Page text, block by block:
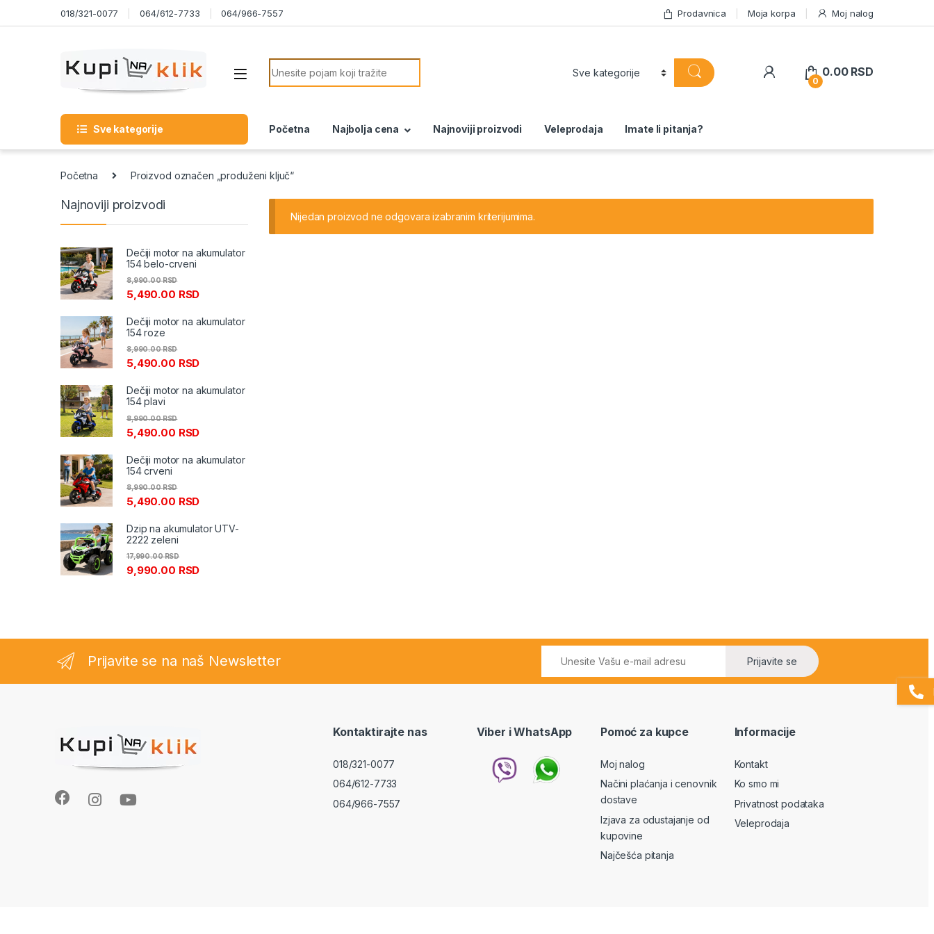
Skip to navigation018/321-0077 064/612-7733 064/966-7557 Prodavnica Moja korpa Moj nalog
Search for:
0
0.00 RSD
Sve kategorije Početna Najbolja cena Najnoviji proizvodi Veleprodaja Imate li pitanja?
Početna Proizvod označen „produženi ključ“
Nijedan proizvod ne odgovara izabranim kriterijumima.
Najnoviji proizvodi
Dečiji motor na akumulator
154 belo-crveni
5,490.00 RSD
8,990.00RSD
Dečiji motor na akumulator
154 roze
5,490.00 RSD
8,990.00RSD
Dečiji motor na akumulator
154 plavi
5,490.00 RSD
8,990.00RSD
Dečiji motor na akumulator
154 crveni
5,490.00 RSD
8,990.00RSD
Dzip na akumulator UTV-
2222 zeleni
9,990.00 RSD
17,990.00RSD
Prijavite se na naš Newsletter Prijavite se
Kontaktirajte nas
018/321-0077
064/612-7733
064/966-7557
Viber i WhatsApp Pomoć za kupce
Moj nalog
Načini plaćanja i cenovnik
dostave
Izjava za odustajanje od
kupovine
Najčešća pitanja
Informacije
Kontakt
Ko smo mi
Privatnost podataka
Veleprodaja